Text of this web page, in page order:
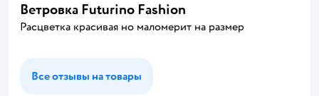
Ветровка Futurino Fashion
Расцветка красивая но маломерит на размер
Все отзывы на товары